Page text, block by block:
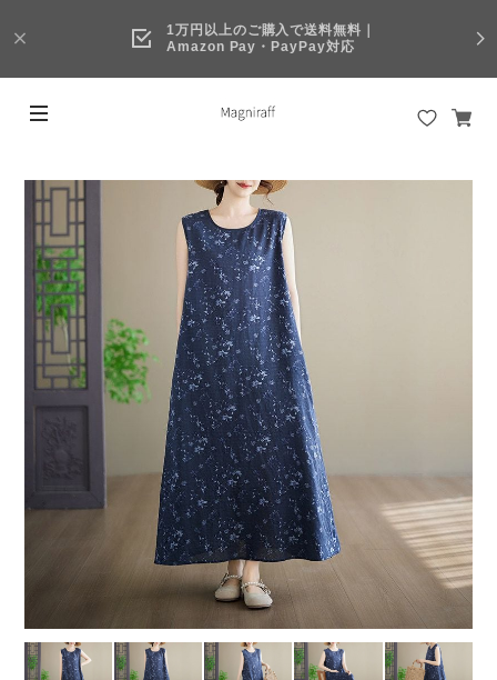
1万円以上のご購入で送料無料｜
Amazon Pay・PayPay対応